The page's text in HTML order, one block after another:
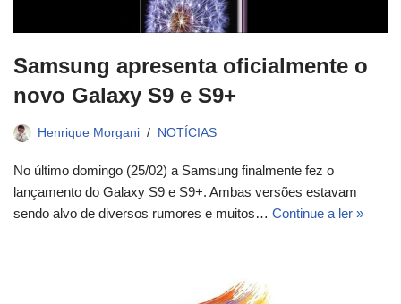
Samsung apresenta oficialmente o
novo Galaxy S9 e S9+
Henrique Morgani NOTÍCIAS
No último domingo (25/02) a Samsung finalmente fez o
lançamento do Galaxy S9 e S9+. Ambas versões estavam
sendo alvo de diversos rumores e muitos… Continue a ler »